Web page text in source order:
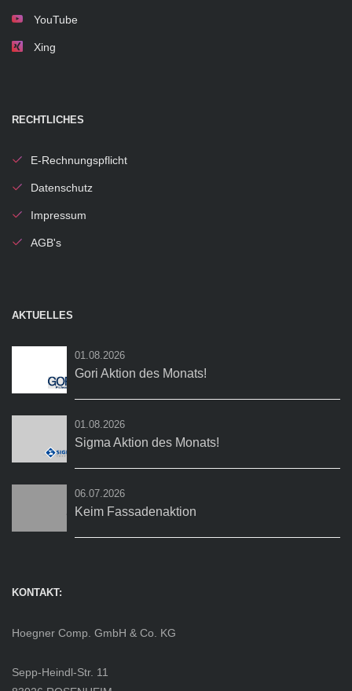
YouTube
Xing
RECHTLICHES
E-Rechnungspflicht
Datenschutz
Impressum
AGB's
AKTUELLES
01.08.2026
Gori Aktion des Monats!
01.08.2026
Sigma Aktion des Monats!
06.07.2026
Keim Fassadenaktion
KONTAKT:
Hoegner Comp. GmbH & Co. KG
Sepp-Heindl-Str. 11